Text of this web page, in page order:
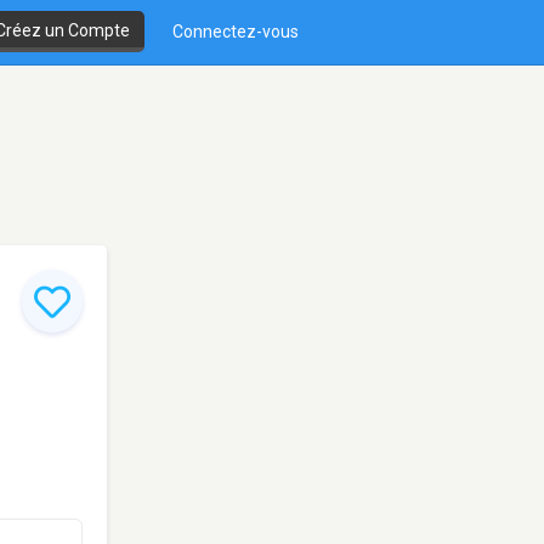
un Compte Connectez-vous